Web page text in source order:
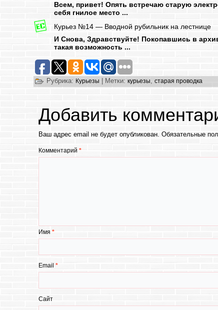
Всем, привет! Опять встречаю старую
себя гнилое место ...
Курьез №14 — Вводной рубильник на лестнице
И Снова, Здравствуйте! Покопавшись в
такая возможность ...
Рубрика: Курьезы Метки: курьезы,старая проводка
Добавить
Ваш адрес email не будет опубликован. Обязательные
Комментарий*
Имя*
Email*
Сайт